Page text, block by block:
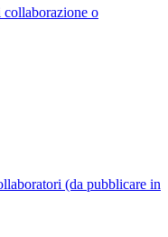
o
(da pubblicare in